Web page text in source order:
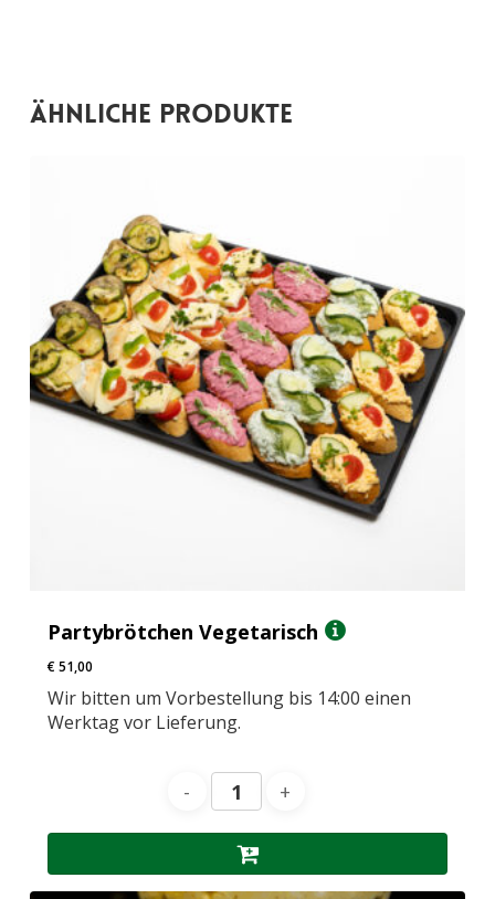
Ähnliche Produkte
Partybrötchen Vegetarisch
€51,00
Wir bitten um Vorbestellung bis 14:00 einen
Werktag vor Lieferung.